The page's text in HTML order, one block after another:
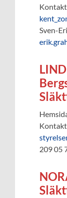
Sven-
209 05